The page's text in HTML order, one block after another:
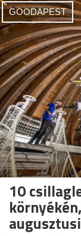
GOODAPEST
10